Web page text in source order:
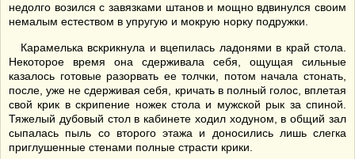
недолго возился с завязками штанов и мощно вдвинулся своим
немалым естеством в упругую и мокрую норку подружки.
Карамелька вскрикнула и вцепилась ладонями в край стола.
Некоторое время она сдерживала себя, ощущая сильные
казалось готовые разорвать ее толчки, потом начала стонать,
после, уже не сдерживая себя, кричать в полный голос, вплетая
свой крик в скрипение ножек стола и мужской рык за спиной.
Тяжелый дубовый стол в кабинете ходил ходуном, в общий зал
сыпалась пыль со второго этажа и доносились лишь слегка
приглушенные стенами полные страсти крики.